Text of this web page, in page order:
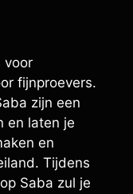
voor
fijnproevers.
zijn een
en laten je
en
Tijdens
Saba zul je